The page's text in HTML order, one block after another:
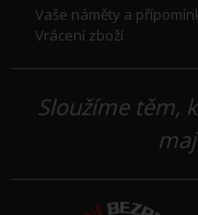
Vaše náměty a
Vrácení zboží
Sloužíme těm,